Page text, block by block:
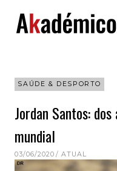
content
SAÚDE & DESPORTO
Jordan Santos:
mundial
03/06/2020 ATUAL